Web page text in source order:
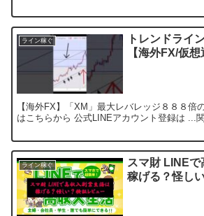
ライン稼ぐ
トレンドライ
【海外FX/仮
【海外FX】「XM」最大レバレッジ８８８倍
はこちらから 公式LINEアカウント登録は ...
ライン稼ぐ
スマ財 LINE
稼げる？怪し